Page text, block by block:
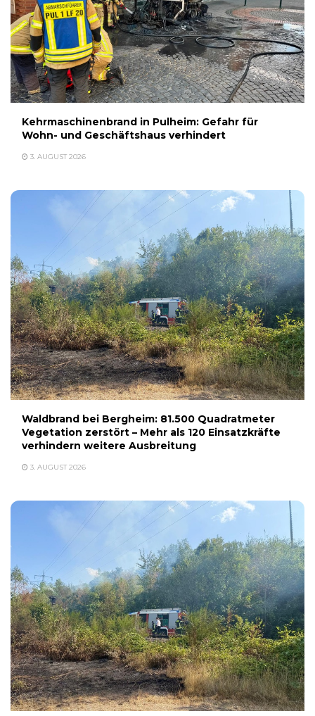
Kehrmaschinenbrand in Pulheim: Gefahr für
Wohn- und Geschäftshaus verhindert
3. AUGUST 2026
Waldbrand bei Bergheim: 81.500 Quadratmeter
Vegetation zerstört – Mehr als 120 Einsatzkräfte
verhindern weitere Ausbreitung
3. AUGUST 2026